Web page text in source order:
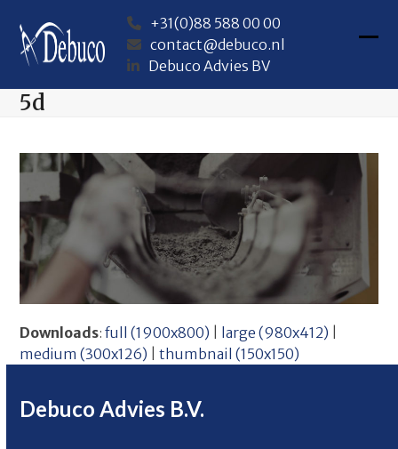
content
+31(0)88 588 00 00
contact@debuco.nl
Debuco Advies BV
5d
Downloads:full (1900x800) large (980x412)
medium (300x126) |thumbnail (150x150)
Debuco Advies B.V.